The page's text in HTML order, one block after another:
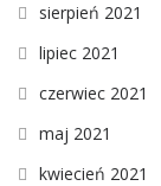
sierpień 2021
lipiec 2021
czerwiec 2021
maj 2021
kwiecień 2021